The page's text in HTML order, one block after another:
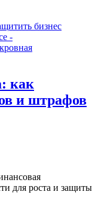
как
и штрафов
для роста и защиты